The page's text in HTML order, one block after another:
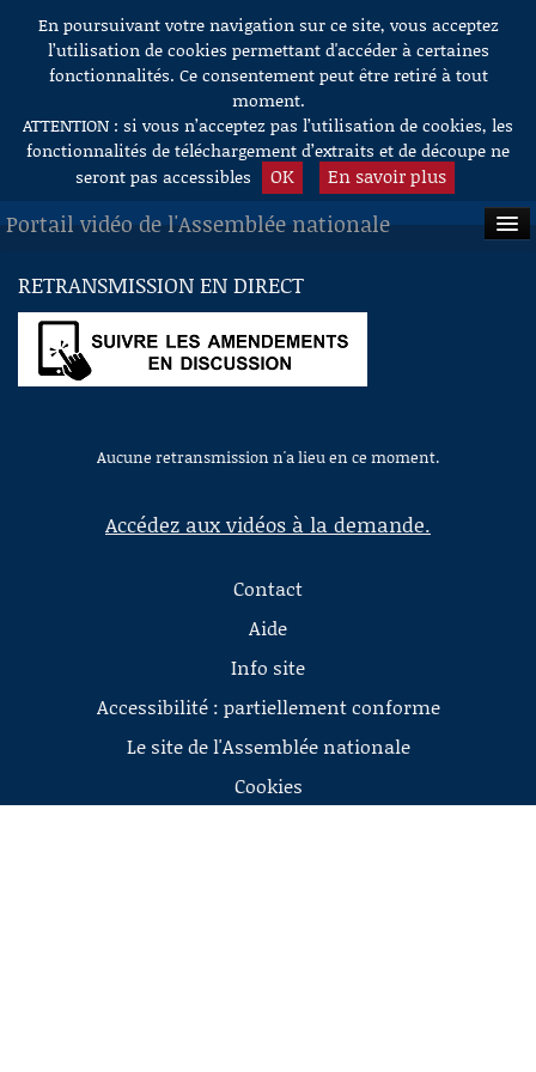
Aller au contenu
En poursuivant votre navigation sur ce site, vous acceptez
l’utilisation de cookies permettant d'accéder à certaines
fonctionnalités. Ce consentement peut être retiré à tout
moment.
ATTENTION : si vous n’acceptez pas l’utilisation de cookies, les
fonctionnalités de téléchargement d’extraits et de découpe ne
seront pas accessibles
OK En savoir plus
Portail vidéo de l'Assemblée nationale
ACCUEIL
EN DIRECT
À LA DEMANDE
AIDE À LA DÉCOUPE
RETRANSMISSION EN DIRECT
Aucune retransmission n'a lieu en ce moment.
Accédez aux vidéos à la demande.
Contact
Aide
Info site
Accessibilité : partiellement conforme
Le site de l'Assemblée nationale
Cookies